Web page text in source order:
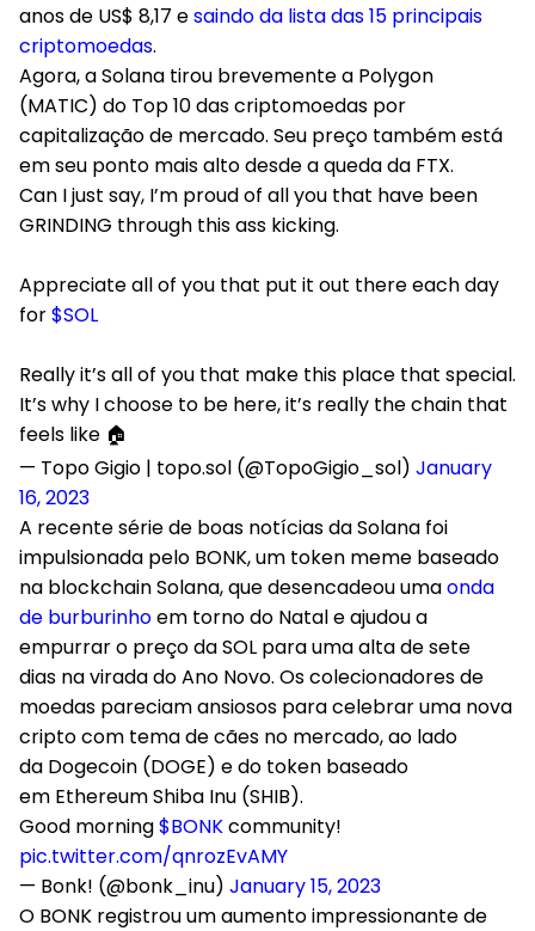
anos de US$ 8,17 esaindo da lista das 15 principais
criptomoedas.
Agora, a Solana tirou brevemente a Polygon
(MATIC) do Top 10 das criptomoedas por
capitalização de mercado. Seu preço também está
em seu ponto mais alto desde a queda da FTX.
Can I just say, I’m proud of all you that have been
GRINDING through this ass kicking.
Appreciate all of you that put it out there each day
for$SOL
Really it’s all of you that make this place that special.
It’s why I choose to be here, it’s really the chain that
feels like 🏠
— Topo Gigio | topo.sol (@TopoGigio_sol) January
16, 2023
A recente série de boas notícias da Solana foi
impulsionada pelo BONK, um token meme baseado
na blockchain Solana, que desencadeou umaonda
de burburinhoem torno do Natal e ajudou a
empurrar o preço da SOL para uma alta de sete
dias na virada do Ano Novo. Os colecionadores de
moedas pareciam ansiosos para celebrar uma nova
cripto com tema de cães no mercado, ao lado
da Dogecoin (DOGE) e do token baseado
em Ethereum Shiba Inu (SHIB).
Good morning$BONKcommunity!
pic.twitter.com/qnrozEvAMY
— Bonk! (@bonk_inu) January 15, 2023
O BONK registrou um aumento impressionante de